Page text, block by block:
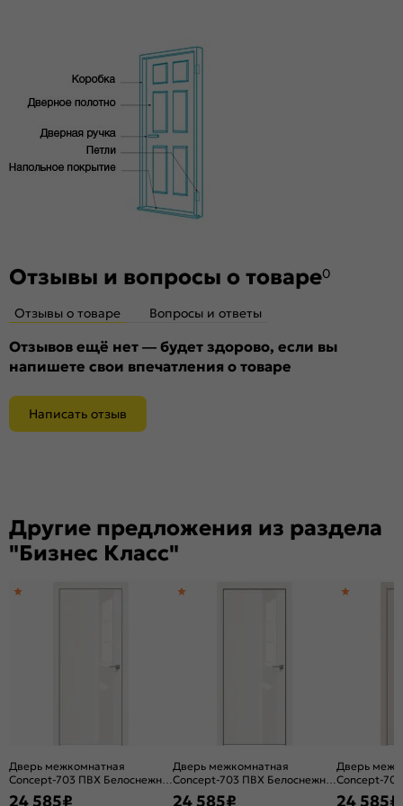
Пропускает свет:
Подходит под двухстворчатый проём:
Гарантия (лет):
Композитный мебельный щит на основе
высококачественного соснового бруса и MDF.
Отзывы и вопросы о товаре0
Отзывы о товаре Вопросы и ответы
Отзывов ещё нет — будет здорово, если вы
напишете свои впечатления о товаре
Написать отзыв
Другие предложения из раздела
"Бизнес Класс"
Дверь межкомнатная
Concept-703 ПВХ Белоснежно
матовый, остекленная,
24 585₽
Дверь межкомнатная
Concept-703 ПВХ Белоснежно
матовый, остекленная,
24 585₽
Дверь
Concept-
24 585₽